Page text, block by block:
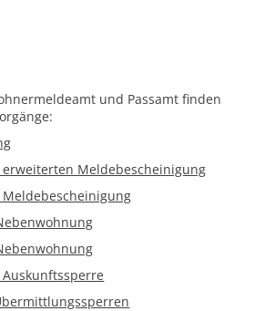
und Passamt finden
Meldebescheinigung